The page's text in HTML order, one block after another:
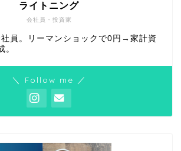
会社員・投資家
ライトニング
員。リーマンショックで0円→家計資
。
＼ Follow me ／